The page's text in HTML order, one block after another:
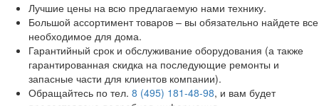
Лучшие цены на всю предлагаемую нами технику.
Большой ассортимент товаров – вы обязательно найдете все
необходимое для дома.
Гарантийный срок и обслуживание оборудования (а также
гарантированная скидка на последующие ремонты и
запасные части для клиентов компании).
Обращайтесь по тел. 8 (495) 181-48-98, и вам будет